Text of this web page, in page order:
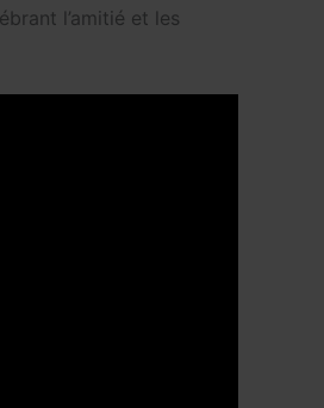
l’amitié et les